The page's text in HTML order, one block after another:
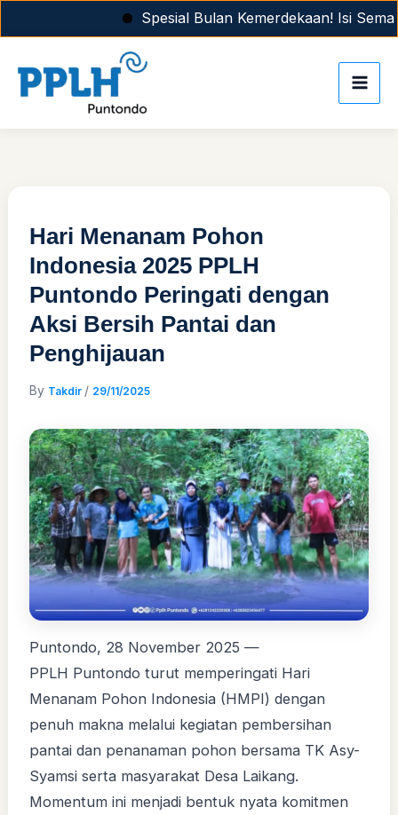
Spesial Bulan Kemerdekaan! Isi
to
Hari Menanam Pohon
Indonesia 2025 PPLH
Puntondo Peringati dengan
Aksi Bersih Pantai dan
Penghijauan
By Takdir / 29/11/2025
Puntondo, 28 November 2025 —
PPLH Puntondo turut memperingati Hari
Menanam Pohon Indonesia (HMPI) dengan
penuh makna melalui kegiatan pembersihan
pantai dan penanaman pohon bersama TK Asy-
Syamsi serta masyarakat Desa Laikang.
Momentum ini menjadi bentuk nyata komitmen